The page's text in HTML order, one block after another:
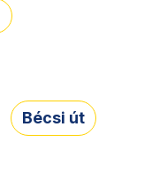
Bécsi út